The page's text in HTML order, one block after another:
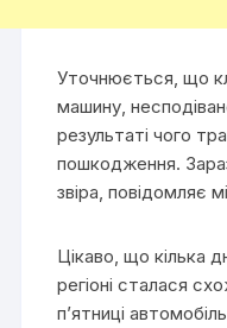
Уточнюється, що
машину,
результаті чого
пошкодження.
звіра, повідомляє
Цікаво, що кілька
регіоні сталася
п’ятниці